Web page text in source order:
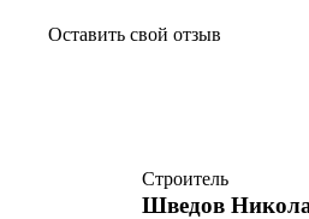
Оставить свой отзыв
Строитель
Шведов